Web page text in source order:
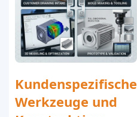
Kundenspezifische
Werkzeuge und